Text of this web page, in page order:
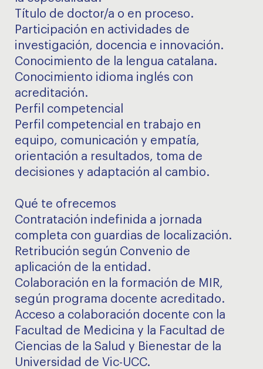
Título de doctor/a o en proceso.
Participación en actividades de
investigación, docencia e innovación.
Conocimiento de la lengua catalana.
Conocimiento idioma inglés con
acreditación.
Perfil competencial
Perfil competencial en trabajo en
equipo, comunicación y empatía,
orientación a resultados, toma de
decisiones y adaptación al cambio.
Qué te ofrecemos
Contratación indefinida a jornada
completa con guardias de localización.
Retribución según Convenio de
aplicación de la entidad.
Colaboración en la formación de MIR,
según programa docente acreditado.
Acceso a colaboración docente con la
Facultad de Medicina y la Facultad de
Ciencias de la Salud y Bienestar de la
Universidad de Vic-UCC.